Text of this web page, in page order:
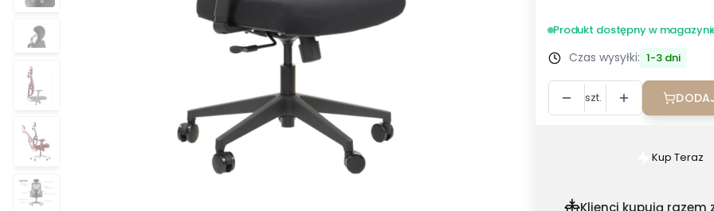
Produkt dostępny w
Czas wysyłki: 1-3 dni
szt.
Szybki
dla
Kup Teraz
Klienci kupują razem